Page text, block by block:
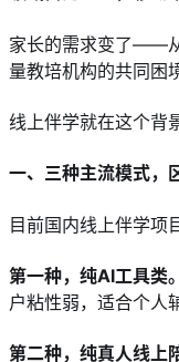
家长的需求变了——从
量教培机构的共同困
线上伴学就在这个背
一、三种主流模式，
目前国内线上伴学项
第一种，纯AI工具类。
户粘性弱，适合个人
第二种，纯真人线上